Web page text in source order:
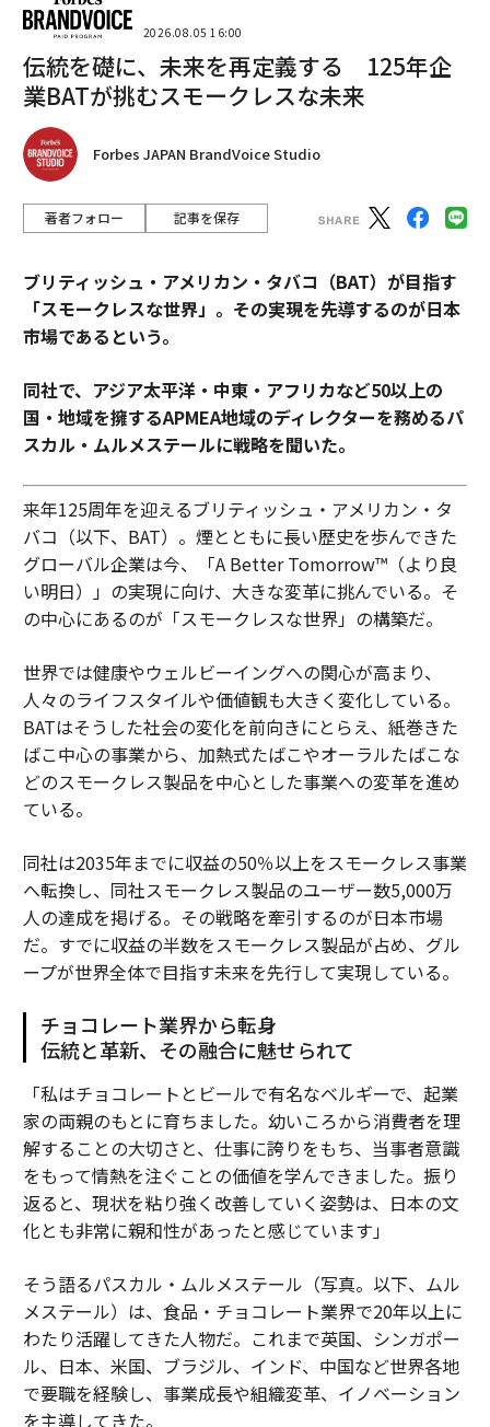
2026.08.05 16:00
伝統を礎に、未来を再定義する 125年企
業BATが挑むスモークレスな未来
Forbes JAPAN BrandVoice Studio
著者フォロー 記事を保存
ブリティッシュ・アメリカン・タバコ（BAT）が目指す
「スモークレスな世界」。その実現を先導するのが日本
市場であるという。
同社で、アジア太平洋・中東・アフリカなど50以上の
国・地域を擁するAPMEA地域のディレクターを務めるパ
スカル・ムルメステールに戦略を聞いた。
来年125周年を迎えるブリティッシュ・アメリカン・タ
バコ（以下、BAT）。煙とともに長い歴史を歩んできた
グローバル企業は今、「A Better Tomorrow™（より良
い明日）」の実現に向け、大きな変革に挑んでいる。そ
の中心にあるのが「スモークレスな世界」の構築だ。
世界では健康やウェルビーイングへの関心が高まり、
人々のライフスタイルや価値観も大きく変化している。
BATはそうした社会の変化を前向きにとらえ、紙巻きた
ばこ中心の事業から、加熱式たばこやオーラルたばこな
どのスモークレス製品を中心とした事業への変革を進め
ている。
同社は2035年までに収益の50％以上をスモークレス事業
へ転換し、同社スモークレス製品のユーザー数5,000万
人の達成を掲げる。その戦略を牽引するのが日本市場
だ。すでに収益の半数をスモークレス製品が占め、グル
ープが世界全体で目指す未来を先行して実現している。
チョコレート業界から転身
伝統と革新、その融合に魅せられて
「私はチョコレートとビールで有名なベルギーで、起業
家の両親のもとに育ちました。幼いころから消費者を理
解することの大切さと、仕事に誇りをもち、当事者意識
をもって情熱を注ぐことの価値を学んできました。振り
返ると、現状を粘り強く改善していく姿勢は、日本の文
化とも非常に親和性があったと感じています」
そう語るパスカル・ムルメステール（写真。以下、ムル
メステール）は、食品・チョコレート業界で20年以上に
わたり活躍してきた人物だ。これまで英国、シンガポー
ル、日本、米国、ブラジル、インド、中国など世界各地
で要職を経験し、事業成長や組織変革、イノベーション
を主導してきた。